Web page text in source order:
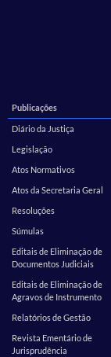
Publicações
Diário da Justiça
Legislação
Atos Normativos
Atos da Secretaria Geral
Resoluções
Súmulas
Editais de Eliminação de
Documentos Judiciais
Editais de Eliminação de
Agravos de Instrumento
Relatórios de Gestão
Revista Ementário de
Jurisprudência